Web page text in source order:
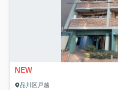
NEW
品川区戸越